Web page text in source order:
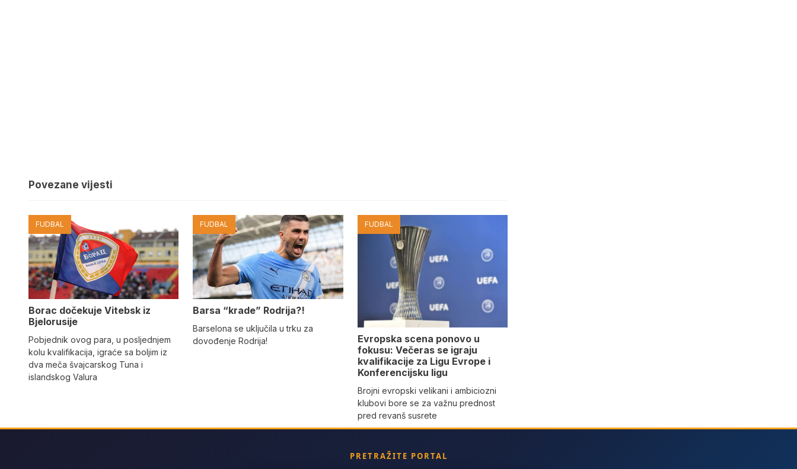
Povezane vijesti
FUDBAL
Borac dočekuje Vitebsk iz
Bjelorusije
Pobjednik ovog para, u posljednjem
kolu kvalifikacija, igraće sa boljim iz
dva meča švajcarskog Tuna i
islandskog Valura
FUDBAL
Barsa “krade” Rodrija?!
Barselona se uključila u trku za
dovođenje Rodrija!
FUDBAL
Evropska scena ponovo u
fokusu: Večeras se igraju
kvalifikacije za Ligu Evrope i
Konferencijsku ligu
Brojni evropski velikani i ambiciozni
klubovi bore se za važnu prednost
pred revanš susrete
PRETRAŽITE PORTAL